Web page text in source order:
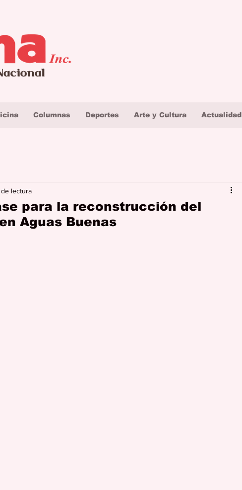
Columnas Deportes Arte y Cultura Actualidad
para la reconstrucción del
Aguas Buenas
lectura